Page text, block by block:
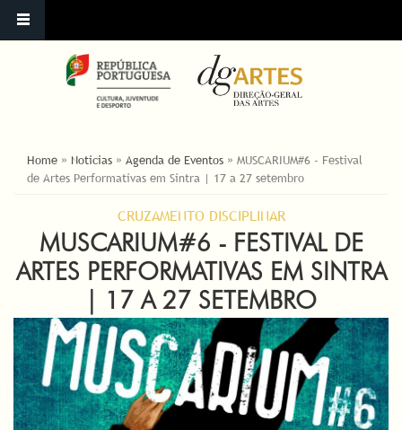
ESTÁ AQUI
Home » Noticias » Agenda de Eventos » MUSCARIUM#6 - Festival
de Artes Performativas em Sintra | 17 a 27 setembro
CRUZAMENTO DISCIPLINAR
MUSCARIUM#6 - FESTIVAL DE
ARTES PERFORMATIVAS EM SINTRA
| 17 A 27 SETEMBRO